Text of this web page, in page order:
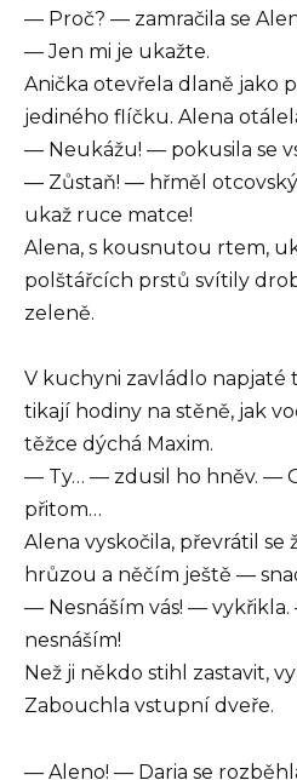
— Proč? — zamračila se
— Jen mi je ukažte.
Anička otevřela dlaně jako
jediného flíčku. Alena
— Neukážu! — pokusila se
— Zůstaň! — hřměl
ukaž ruce matce!
Alena, s kousnutou rtem,
polštářcích prstů svítily
zeleně.
V kuchyni zavládlo napjaté
tikají hodiny na stěně, jak
těžce dýchá Maxim.
— Ty… — zdusil ho hněv. —
přitom…
Alena vyskočila, převrátil se
hrůzou a něčím ještě —
— Nesnáším vás! — vykřikla.
nesnáším!
Než ji někdo stihl zastavit,
Zabouchla vstupní dveře.
— Aleno! — Daria se